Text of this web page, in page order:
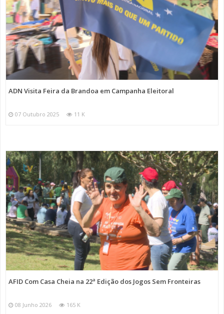
ADN Visita Feira da Brandoa em Campanha Eleitoral
07 Outubro 2025 11 K
AFID Com Casa Cheia na 22ª Edição dos Jogos Sem Fronteiras
08 Junho 2026 165 K